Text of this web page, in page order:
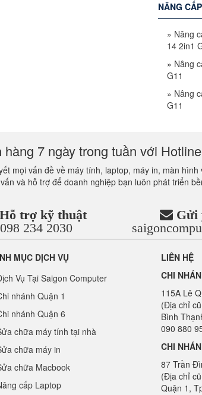
NÂNG
» Nâng
14 2in1
» Nâng
G11
» Nâng
G11
7 ngày trong tuần với Hotline
mọi vấn đề về máy tính, laptop, máy in, màn
và hỗ trợ để doanh nghiệp bạn luôn phát triển
Hỗ trợ kỹ thuật
098 234 2030
Gửi
MỤC DỊCH VỤ
Vụ Tại Saigon Computer
nhánh Quận 1
nhánh Quận 6
chữa máy tính tại nhà
chữa máy in
chữa Macbook
cấp Laptop
LIÊN HỆ
CHI
115A Lê
(Địa chỉ
Bình
090 880
CHI
87 Trần
(Địa chỉ
Quận 1,